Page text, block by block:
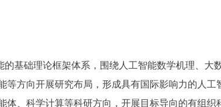
基础理论框架体系，围绕人工智能数学机理、大
方向开展研究布局，形成具有国际影响力的人工
体、科学计算等科研方向，开展目标导向的有组织